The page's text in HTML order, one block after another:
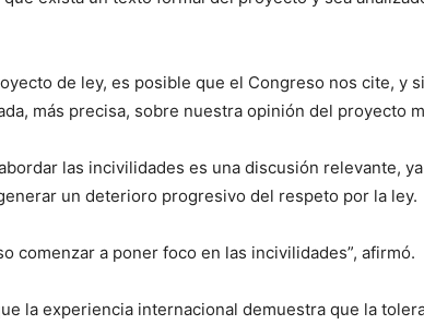
de ley, es posible que el Congreso nos cite, y
más precisa, sobre nuestra opinión del proyecto
las incivilidades es una discusión relevante,
un deterioro progresivo del respeto por la ley.
comenzar a poner foco en las incivilidades”, afirmó.
la experiencia internacional demuestra que la